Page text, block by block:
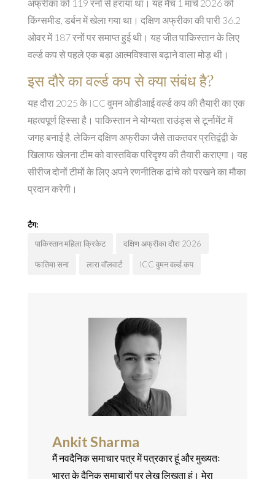
अफ्रीका को 119 रनों से हराया था। यह मैच 1 मार्च 2026 को
किंग्समीड, डर्बन में खेला गया था। दक्षिण अफ्रीका की पारी 36.2
ओवर में 187 रनों पर समाप्त हुई थी। यह जीत पाकिस्तान के लिए
वर्ल्ड कप से पहले एक बड़ा आत्मविश्वास बढ़ाने वाला मोड़ थी।
इस दौरे का वर्ल्ड कप से क्या संबंध है?
यह दौरा 2025 के ICC वुमन ओडीआई वर्ल्ड कप की तैयारी का एक
महत्वपूर्ण हिस्सा है। पाकिस्तान ने योग्यता राउंड्स से टूर्नामेंट में
जगह बनाई है, लेकिन दक्षिण अफ्रीका जैसे ताकतवर प्रतिद्वंद्वी के
खिलाफ खेलना टीम को वास्तविक परिदृश्य की तैयारी कराएगा। यह
सीरीज दोनों टीमों के लिए अपने रणनीतिक ढांचे को परखने का मौका
प्रदान करेगी।
टैग:
पाकिस्तान महिला क्रिकेट
दक्षिण अफ्रीका दौरा 2026
फातिमा सना लारा वॉलवार्ट ICC वुमन वर्ल्ड कप
Ankit Sharma
मैं नवदैनिक समाचार पत्र में पत्रकार हूं और मुख्यतः
भारत के दैनिक समाचारों पर लेख लिखता हूं। मेरा